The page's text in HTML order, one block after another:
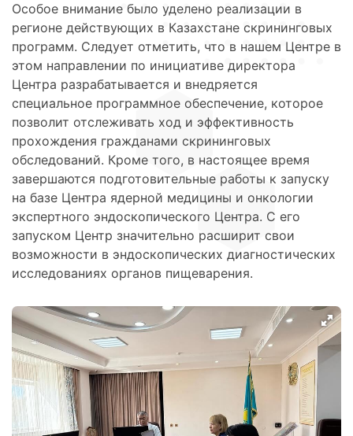
Особое внимание было уделено реализации в
регионе действующих в Казахстане скрининговых
программ. Следует отметить, что в нашем Центре в
этом направлении по инициативе директора
Центра разрабатывается и внедряется
специальное программное обеспечение, которое
позволит отслеживать ход и эффективность
прохождения гражданами скрининговых
обследований. Кроме того, в настоящее время
завершаются подготовительные работы к запуску
на базе Центра ядерной медицины и онкологии
экспертного эндоскопического Центра. С его
запуском Центр значительно расширит свои
возможности в эндоскопических диагностических
исследованиях органов пищеварения.